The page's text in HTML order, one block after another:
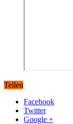
Teilen
Facebook
Twitter
Google +